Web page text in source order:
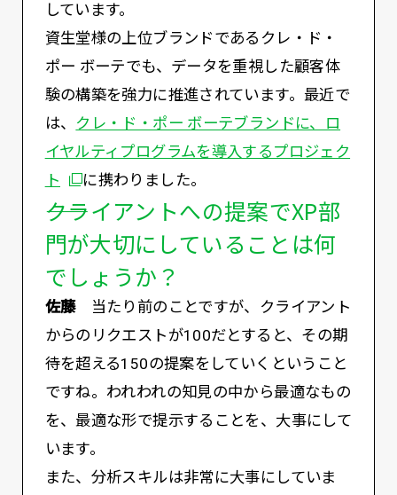
しています。
資生堂様の上位ブランドであるクレ・ド・
ポー ボーテでも、データを重視した顧客体
験の構築を強力に推進されています。最近で
は、 クレ・ド・ポー ボーテブランドに、ロ
イヤルティプログラムを導入するプロジェク
ト 別ウィンドウで開く
に携わりました。
――クライアントへの提案でXP部
門が大切にしていることは何
でしょうか？
佐藤当たり前のことですが、クライアント
からのリクエストが100だとすると、その期
待を超える150の提案をしていくということ
ですね。われわれの知見の中から最適なもの
を、最適な形で提示することを、大事にして
います。
また、分析スキルは非常に大事にしていま